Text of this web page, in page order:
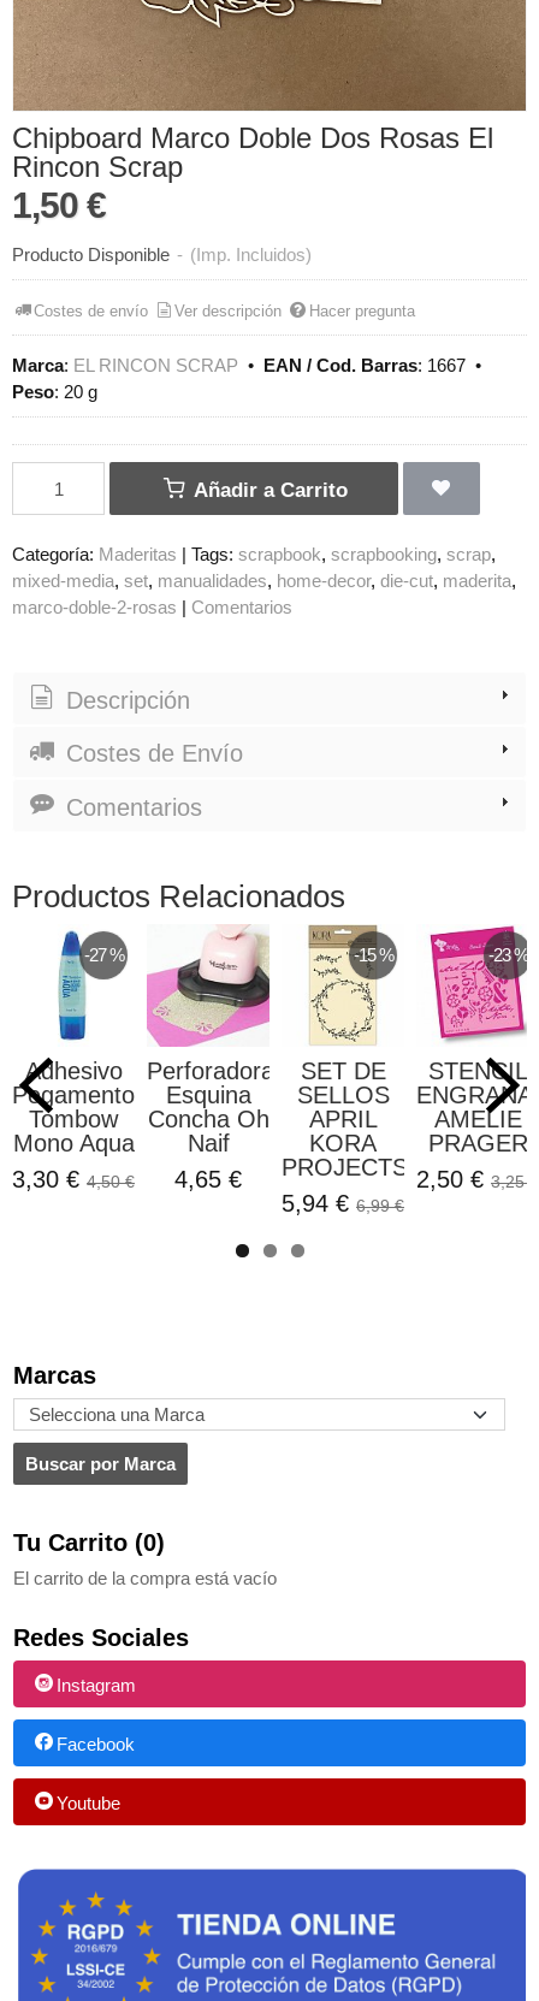
Marcas
Tu Carrito (0)
El carrito de la compra está vacío
Redes Sociales
Instagram
Facebook
Youtube
Chipboard Marco Doble Dos Rosas El
Rincon Scrap
1,50 €
Producto Disponible - (Imp. Incluidos)
Costes de envío Ver descripción Hacer pregunta
Marca: EL RINCON SCRAP • EAN / Cod. Barras: 1667 •
Peso: 20 g
Añadir a Carrito
Categoría: Maderitas Tags: scrapbook scrapbooking scrap
mixed-media set manualidades home-decor die-cut maderita
marco-doble-2-rosas
Comentarios
Descripción
Costes de Envío
Comentarios
Productos Relacionados
-27 %
Adhesivo
Pegamento
Tombow
Mono Aqua
3,30 € 4,50 €
Perforadora
Esquina
Concha Oh
Naif
4,65 €
-15 %
SET DE
SELLOS
APRIL
KORA
PROJECTS
5,94 € 6,99 €
-23 %
STENCIL
AMELIE
PRAGER
2,50 € 3,25 €